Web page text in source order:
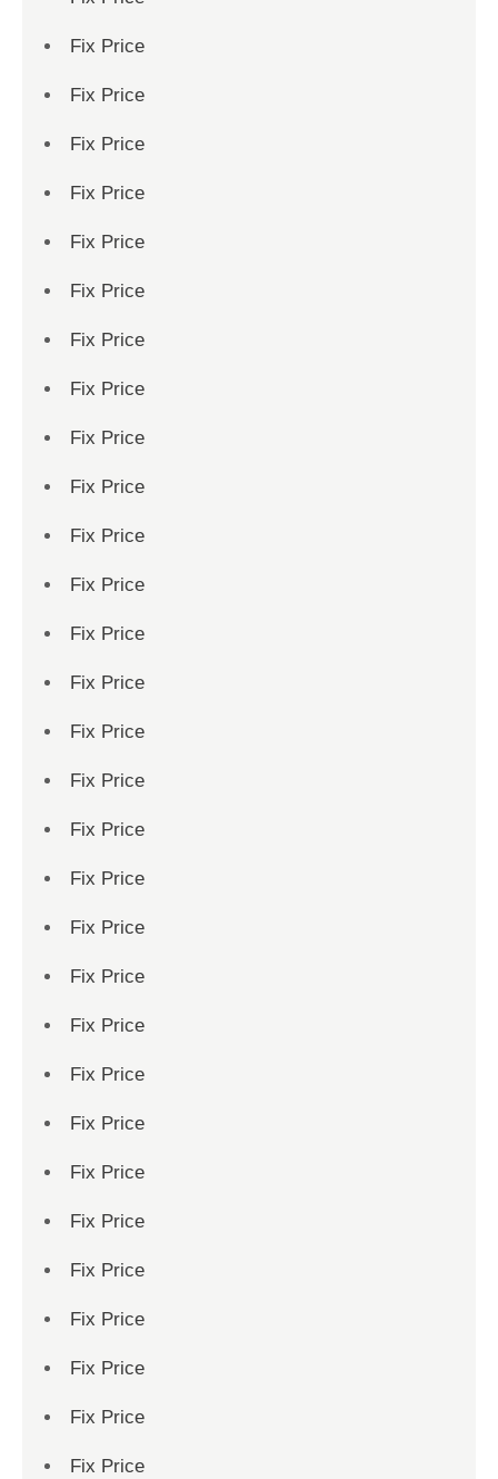
Fix Price
Fix Price
Fix Price
Fix Price
Fix Price
Fix Price
Fix Price
Fix Price
Fix Price
Fix Price
Fix Price
Fix Price
Fix Price
Fix Price
Fix Price
Fix Price
Fix Price
Fix Price
Fix Price
Fix Price
Fix Price
Fix Price
Fix Price
Fix Price
Fix Price
Fix Price
Fix Price
Fix Price
Fix Price
Fix Price